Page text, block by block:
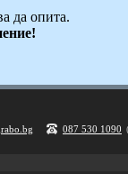
да опита.
087 530 1090